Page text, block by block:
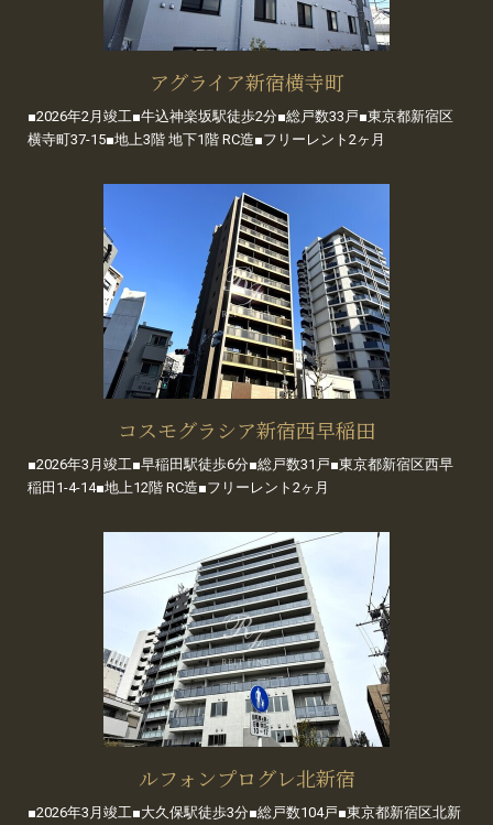
アグライア新宿横寺町
■2026年2月竣工■牛込神楽坂駅徒歩2分■総戸数33戸■東京都新宿区
横寺町37-15■地上3階 地下1階 RC造■フリーレント2ヶ月
コスモグラシア新宿西早稲田
■2026年3月竣工■早稲田駅徒歩6分■総戸数31戸■東京都新宿区西早
稲田1-4-14■地上12階 RC造■フリーレント2ヶ月
ルフォンプログレ北新宿
■2026年3月竣工■大久保駅徒歩3分■総戸数104戸■東京都新宿区北新